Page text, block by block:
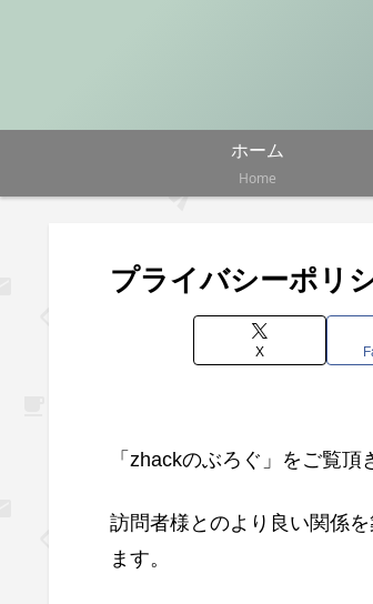
ホーム
Home
プライバシーポリ
X
「zhackのぶろぐ」をご覧頂
訪問者様とのより良い関係
ます。